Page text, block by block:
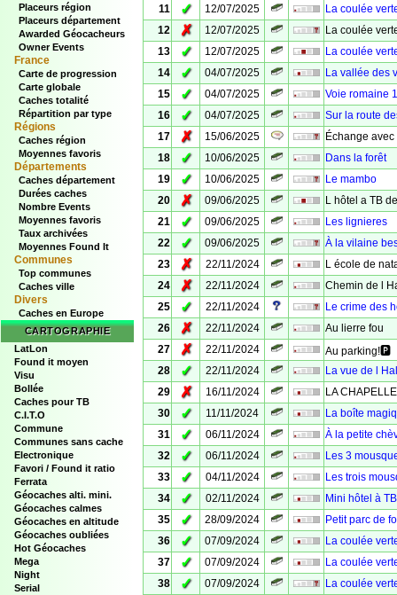
Placeurs région
Placeurs département
Awarded Géocacheurs
Owner Events
France
Carte de progression
Carte globale
Caches totalité
Répartition par type
Régions
Caches région
Moyennes favoris
Départements
Caches département
Durées caches
Nombre Events
Moyennes favoris
Taux archivées
Moyennes Found It
Communes
Top communes
Caches ville
Divers
Caches en Europe
CARTOGRAPHIE
LatLon
Found it moyen
Visu
Bollée
Caches pour TB
C.I.T.O
Commune
Communes sans cache
Electronique
Favori / Found it ratio
Ferrata
Géocaches alti. mini.
Géocaches calmes
Géocaches en altitude
Géocaches oubliées
Hot Géocaches
Mega
Night
Serial
11
✓ 12/07/2025
La coulée
12
✗ 12/07/2025
La coulée
13
✓ 12/07/2025
La coulée
14
✓ 04/07/2025
La vallée des
15
✓ 04/07/2025
Voie romaine 1
16
✓ 04/07/2025
Sur la route
17
✗ 15/06/2025
Échange
18
✓ 10/06/2025
Dans la forêt
19
✓ 10/06/2025
Le mambo
20
✗ 09/06/2025
L hôtel a TB
21
✓ 09/06/2025
Les lignieres
22
✓ 09/06/2025
À la vilaine
23
✗ 22/11/2024
L école de
24
✗ 22/11/2024
Chemin de l
25
✓ 22/11/2024
Le crime des
26
✗ 22/11/2024
Au lierre fou
27
✗ 22/11/2024
Au parking!🅿️
28
✓ 22/11/2024
La vue de l
29
✗ 16/11/2024
LA
30
✓ 11/11/2024
La boîte
31
✓ 06/11/2024
À la petite
32
✓ 06/11/2024
Les 3
33
✓ 04/11/2024
Les trois
34
✓ 02/11/2024
Mini hôtel à
35
✓ 28/09/2024
Petit parc de
36
✓ 07/09/2024
La coulée
37
✓ 07/09/2024
La coulée
38
✓ 07/09/2024
La coulée